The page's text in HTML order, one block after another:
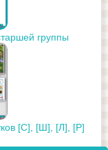
группы
[С], [Ш], [Л], [Р]